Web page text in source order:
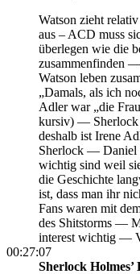
Watson zieht
aus – ACD muss
überlegen wie die
zusammenfinden —
Watson leben
„Damals, als ich
Adler war „die
kursiv) —
deshalb ist Irene
Sherlock — Daniel
wichtig sind weil
die Geschichte
ist, dass man ihr
Fans waren mit
des Shitstorms —
interest wichtig —
00:27:07
Sherlock Holmes’